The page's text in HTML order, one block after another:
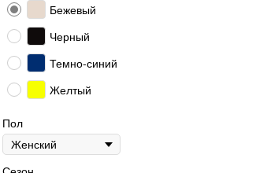
Бежевый
Черный
Темно-синий
Желтый
Пол